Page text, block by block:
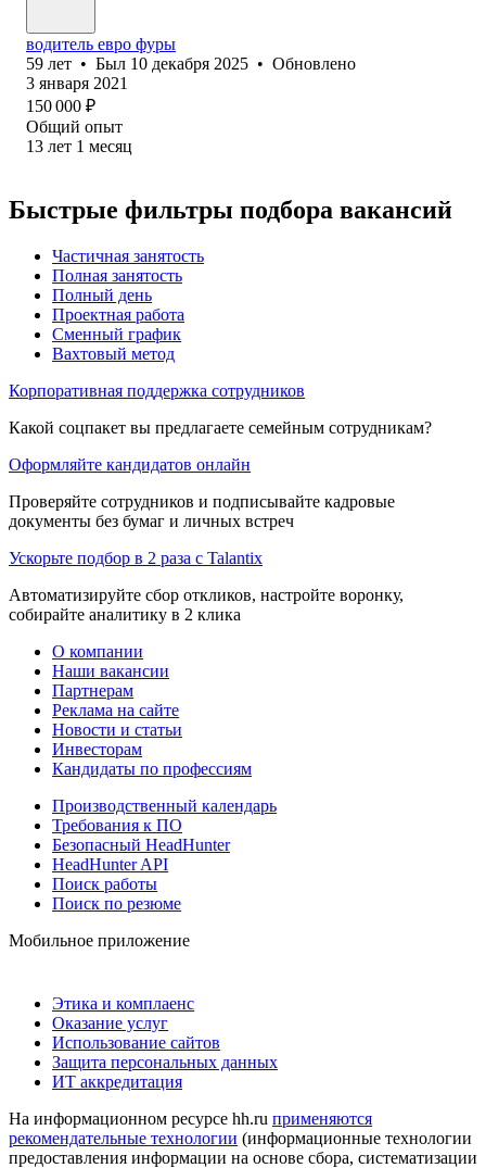
водитель евро фуры
59 лет • Был 10 декабря 2025 • Обновлено
3 января 2021
150 000 ₽
Общий опыт
13 лет 1 месяц
Быстрые фильтры подбора вакансий
Частичная занятость
Полная занятость
Полный день
Проектная работа
Сменный график
Вахтовый метод
Корпоративная поддержка сотрудников
Какой соцпакет вы предлагаете семейным сотрудникам?
Оформляйте кандидатов онлайн
Проверяйте сотрудников и подписывайте кадровые
документы без бумаг и личных встреч
Ускорьте подбор в 2 раза с Talantix
Автоматизируйте сбор откликов, настройте воронку,
собирайте аналитику в 2 клика
О компании
Наши вакансии
Партнерам
Реклама на сайте
Новости и статьи
Инвесторам
Кандидаты по профессиям
Производственный календарь
Требования к ПО
Безопасный HeadHunter
HeadHunter API
Поиск работы
Поиск по резюме
Мобильное приложение
Этика и комплаенс
Оказание услуг
Использование сайтов
Защита персональных данных
ИТ аккредитация
На информационном ресурсе hh.ru применяются
рекомендательные технологии (информационные технологии
предоставления информации на основе сбора, систематизации